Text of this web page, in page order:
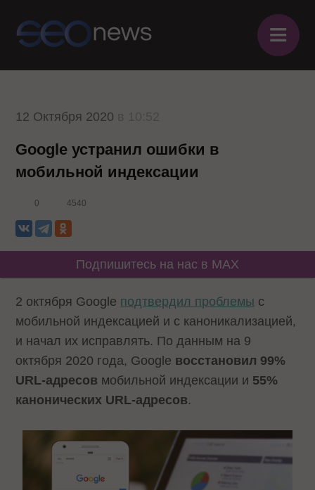
≡
12 Октября 2020
Google устранил ошибки в
мобильной индексации
0 4540
Подпишитесь на нас в MAX
2 октября Google подтвердил проблемы с
мобильной индексацией и с каноникализацией,
и начал их исправлять. По данным на 9
октября 2020 года, Google восстановил 99%
URL-адресов мобильной индексации и 55%
канонических URL-адресов.